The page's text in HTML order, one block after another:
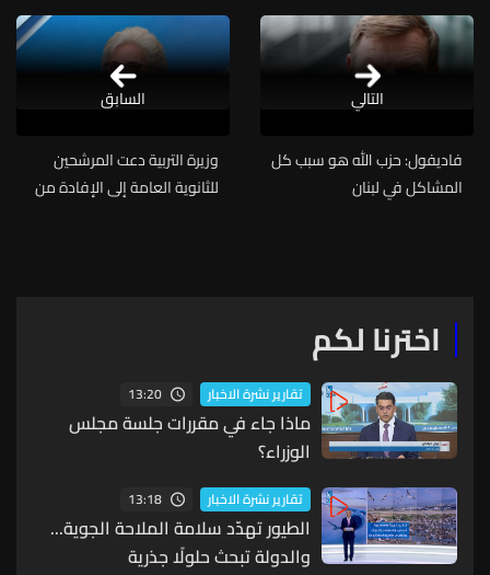
التالي
فاديفول: حزب الله هو سبب كل
المشاكل في لبنان
وزيرة التربية دعت المرشحين
للثانوية العامة إلى الإفادة من
السابق
اخترنا لكم
تقارير نشرة الاخبار 13:20
ماذا جاء في مقررات جلسة مجلس
الوزراء؟
تقارير نشرة الاخبار 13:18
الطيور تهدّد سلامة الملاحة الجوية...
والدولة تبحث حلولًا جذرية